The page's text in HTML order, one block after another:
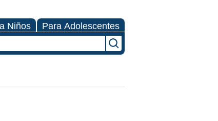
Niños Para Adolescentes